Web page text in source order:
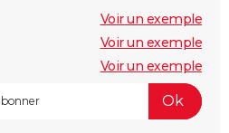
Voir un exemple
Voir un exemple
Voir un exemple